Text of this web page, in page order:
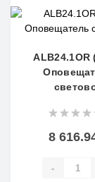
ALB24.1OR
8
-